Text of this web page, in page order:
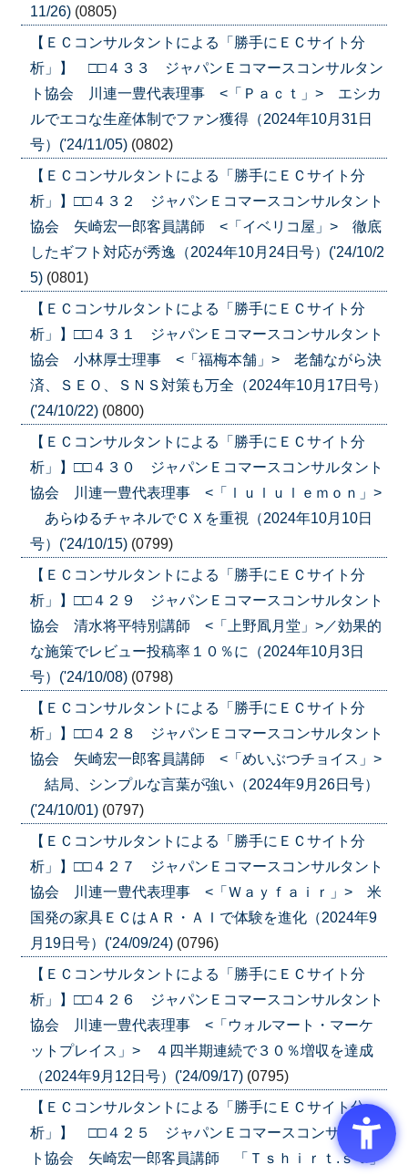
11/26) (0805)
【ＥＣコンサルタントによる「勝手にＥＣサイト分
析」】 □□４３３ ジャパンＥコマースコンサルタン
ト協会 川連一豊代表理事 <「Ｐａｃｔ」> エシカ
ルでエコな生産体制でファン獲得（2024年10月31日
号）('24/11/05) (0802)
【ＥＣコンサルタントによる「勝手にＥＣサイト分
析」】□□４３２ ジャパンＥコマースコンサルタント
協会 矢崎宏一郎客員講師 <「イベリコ屋」> 徹底
したギフト対応が秀逸（2024年10月24日号）('24/10/2
5) (0801)
【ＥＣコンサルタントによる「勝手にＥＣサイト分
析」】□□４３１ ジャパンＥコマースコンサルタント
協会 小林厚士理事 <「福梅本舗」> 老舗ながら決
済、ＳＥＯ、ＳＮＳ対策も万全（2024年10月17日号）
('24/10/22) (0800)
【ＥＣコンサルタントによる「勝手にＥＣサイト分
析」】□□４３０ ジャパンＥコマースコンサルタント
協会 川連一豊代表理事 <「ｌｕｌｕｌｅｍｏｎ」>
あらゆるチャネルでＣＸを重視（2024年10月10日
号）('24/10/15) (0799)
【ＥＣコンサルタントによる「勝手にＥＣサイト分
析」】□□４２９ ジャパンＥコマースコンサルタント
協会 清水将平特別講師 <「上野凮月堂」>／効果的
な施策でレビュー投稿率１０％に（2024年10月3日
号）('24/10/08) (0798)
【ＥＣコンサルタントによる「勝手にＥＣサイト分
析」】□□４２８ ジャパンＥコマースコンサルタント
協会 矢崎宏一郎客員講師 <「めいぶつチョイス」>
結局、シンプルな言葉が強い（2024年9月26日号）
('24/10/01) (0797)
【ＥＣコンサルタントによる「勝手にＥＣサイト分
析」】□□４２７ ジャパンＥコマースコンサルタント
協会 川連一豊代表理事 <「Ｗａｙｆａｉｒ」> 米
国発の家具ＥＣはＡＲ・ＡＩで体験を進化（2024年9
月19日号）('24/09/24) (0796)
【ＥＣコンサルタントによる「勝手にＥＣサイト分
析」】□□４２６ ジャパンＥコマースコンサルタント
協会 川連一豊代表理事 <「ウォルマート・マーケ
ットプレイス」> ４四半期連続で３０％増収を達成
（2024年9月12日号）('24/09/17) (0795)
【ＥＣコンサルタントによる「勝手にＥＣサイト分
析」】 □□４２５ ジャパンＥコマースコンサルタン
ト協会 矢崎宏一郎客員講師 「Ｔｓｈｉｒｔ.ｓｔ」